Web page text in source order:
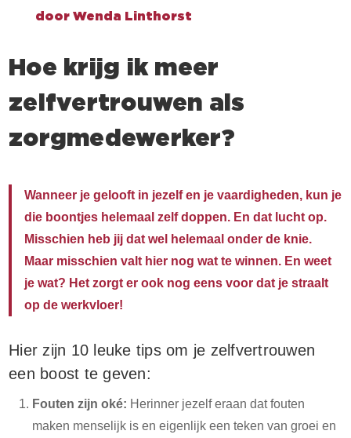
door Wenda Linthorst
Hoe krijg ik meer
zelfvertrouwen als
zorgmedewerker?
Wanneer je gelooft in jezelf en je vaardigheden, kun je
die boontjes helemaal zelf doppen. En dat lucht op.
Misschien heb jij dat wel helemaal onder de knie.
Maar misschien valt hier nog wat te winnen. En weet
je wat? Het zorgt er ook nog eens voor dat je straalt
op de werkvloer!
Hier zijn 10 leuke tips om je zelfvertrouwen
een boost te geven:
Fouten zijn oké: Herinner jezelf eraan dat fouten
maken menselijk is en eigenlijk een teken van groei en